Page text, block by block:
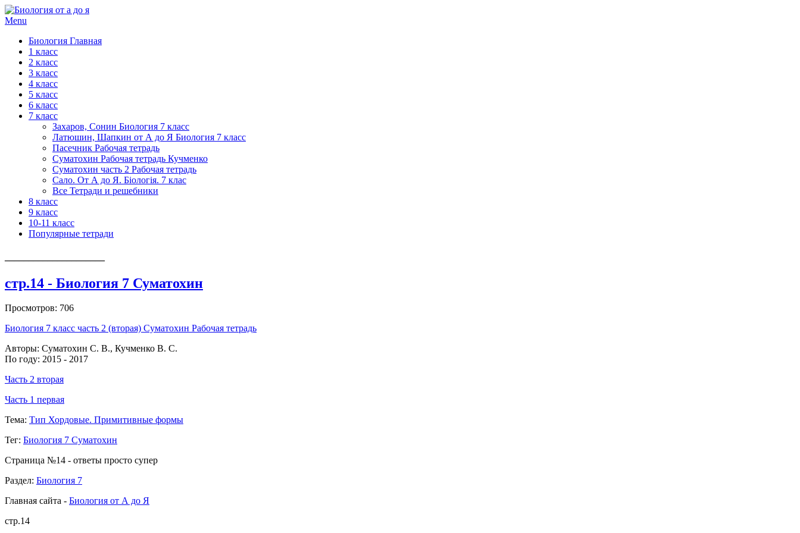
Menu
Биология Главная
1 класс
2 класс
3 класс
4 класс
5 класс
6 класс
7 класс
Захаров, Сонин Биология 7 класс
Латюшин, Шапкин от А до Я Биология 7 класс
Пасечник Рабочая тетрадь
Суматохин Рабочая тетрадь Кучменко
Суматохин часть 2 Рабочая тетрадь
Сало. От А до Я. Біологія. 7 клас
Все Тетради и решебники
8 класс
9 класс
10-11 класс
Популярные тетради
стр.14 - Биология 7 Суматохин
Просмотров: 706
Биология 7 класс часть 2 (вторая) Суматохин Рабочая тетрадь
Авторы: Суматохин С. В., Кучменко В. С.
По году: 2015 - 2017
Часть 2 вторая
Часть 1 первая
Тема: Тип Хордовые. Примитивные формы
Тег: Биология 7 Суматохин
Страница №14 - ответы просто супер
Раздел: Биология 7
Главная сайта - Биология от А до Я
стр.14